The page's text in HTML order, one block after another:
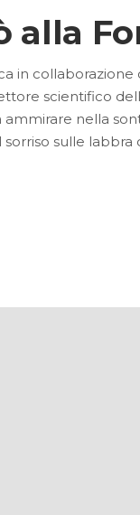
alla
in
scientifico
nella
sulle